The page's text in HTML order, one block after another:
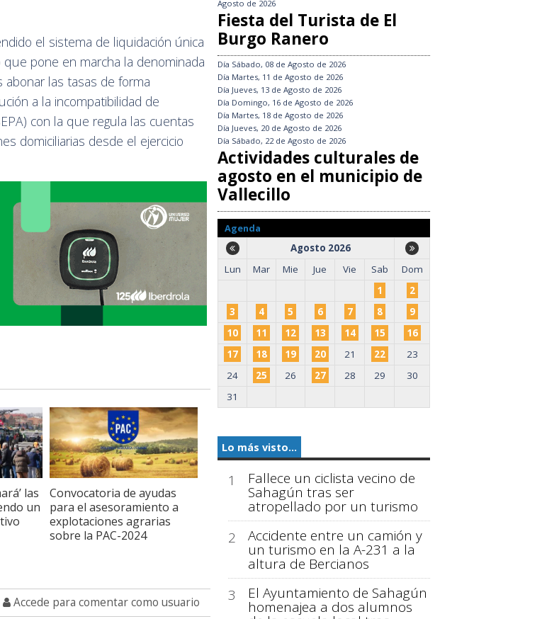
el sistema de liquidación única
pone en marcha la denominada
las tasas de forma
a la incompatibilidad de
con la que regula las cuentas
domiciliarias desde el ejercicio
las
un
Convocatoria de ayudas
para el asesoramiento a
explotaciones agrarias
sobre la PAC-2024
Accede para comentar como usuario
Agosto de 2026
Fiesta del Turista de El
Burgo Ranero
Día Sábado, 08 de Agosto de 2026
Día Martes, 11 de Agosto de 2026
Día Jueves, 13 de Agosto de 2026
Día Domingo, 16 de Agosto de 2026
Día Martes, 18 de Agosto de 2026
Día Jueves, 20 de Agosto de 2026
Día Sábado, 22 de Agosto de 2026
Actividades culturales de
agosto en el municipio de
Vallecillo
Agenda
Agosto 2026
Lun
Mar Mie Jue Vie Sab
Dom
1
2
3
4 5 6 7 8
9
10
11 12 13 14 15
16
17
18 19 20 21 22
23
24
25 26 27 28 29
30
31
Lo más visto...
1 Fallece un ciclista vecino de
Sahagún tras ser
atropellado por un turismo
2
Accidente entre un camión y
un turismo en la A-231 a la
altura de Bercianos
3
El Ayuntamiento de Sahagún
homenajea a dos alumnos